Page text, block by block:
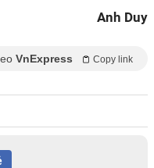
Anh Duy
VnExpress Copy link